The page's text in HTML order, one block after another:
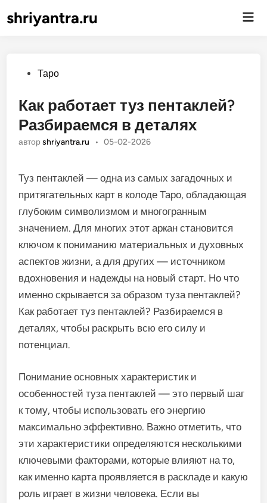
shriyantra.ru
Опубликовано
Таро
Как работает туз пентаклей?
Разбираемся в деталях
авторshriyantra.ru • 05-02-2026
Туз пентаклей — одна из самых загадочных и
притягательных карт в колоде Таро, обладающая
глубоким символизмом и многогранным
значением. Для многих этот аркан становится
ключом к пониманию материальных и духовных
аспектов жизни, а для других — источником
вдохновения и надежды на новый старт. Но что
именно скрывается за образом туза пентаклей?
Как работает туз пентаклей? Разбираемся в
деталях, чтобы раскрыть всю его силу и
потенциал.
Понимание основных характеристик и
особенностей туза пентаклей — это первый шаг
к тому, чтобы использовать его энергию
максимально эффективно. Важно отметить, что
эти характеристики определяются несколькими
ключевыми факторами, которые влияют на то,
как именно карта проявляется в раскладе и какую
роль играет в жизни человека. Если вы